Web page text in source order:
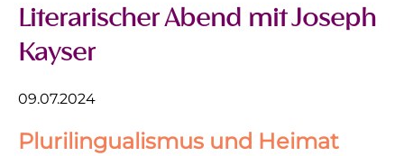
Literarischer Abend mit Joseph
Kayser
09.07.2024
Plurilingualismus und Heimat